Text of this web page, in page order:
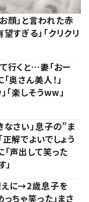
顔」と言われた赤
すぎる」「クリクリ
行くと…妻「おー
奥さん美人！」
「楽しそうww」
なさい」息子の”ま
解でよいでしょう
声出して笑った
に→2歳息子を
ちゃ笑った」まさ